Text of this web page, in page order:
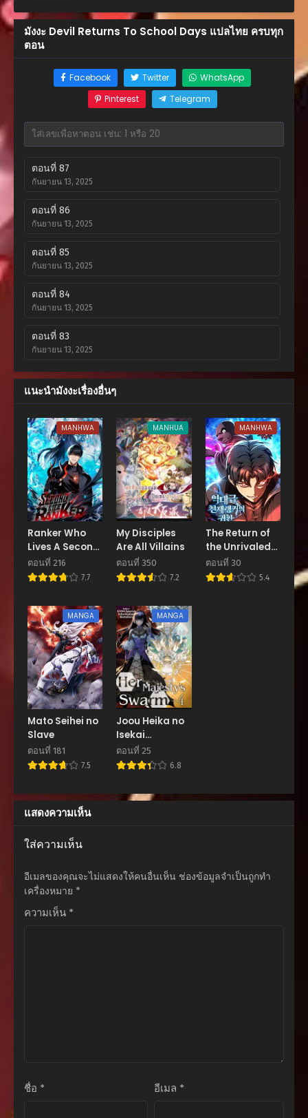
มังงะ Devil Returns To School Days แปลไทย ครบทุก
ตอน
Facebook Twitter
WhatsApp
Pinterest
Telegram
ตอนที่ 87
กันยายน 13, 2025
ตอนที่ 86
กันยายน 13, 2025
ตอนที่ 85
กันยายน 13, 2025
ตอนที่ 84
กันยายน 13, 2025
ตอนที่ 83
กันยายน 13, 2025
ตอนที่ 82
กันยายน 13, 2025
ตอนที่ 81
กันยายน 13, 2025
ตอนที่ 80
กันยายน 13, 2025
ตอนที่ 79
กันยายน 13, 2025
ตอนที่ 78
กันยายน 13, 2025
ตอนที่ 76
กันยายน 13, 2025
ตอนที่ 75
กันยายน 13, 2025
ตอนที่ 74
ตอนที่ 73
กันยายน 13, 2025
ตอนที่ 72
กันยายน 13, 2025
ตอนที่ 71
ตอนที่ 70
กันยายน 13, 2025
ตอนที่ 65
แนะนำมังงะเรื่องอื่นๆ
MANHWA
Ranker Who
Lives A Second
Time
ตอนที่ 216
7.7
MANHUA
My Disciples
Are All Villains
ตอนที่ 350
7.2
MANHWA
The Return of
the Unrivaled
Genius Ranker
การกลับมาของแรง
ตอนที่ 30
5.4
MANGA
Mato Seihei no
Slave
ตอนที่ 181
7.5
MANGA
Joou Heika no
Isekai
Senryaku
ตอนที่ 25
6.8
แสดงความเห็น
ใส่ความเห็น
อีเมลของคุณจะไม่แสดงให้คนอื่นเห็น ช่องข้อมูลจำเป็นถูกทำ
เครื่องหมาย *
ความเห็น *
ชื่อ * อีเมล *